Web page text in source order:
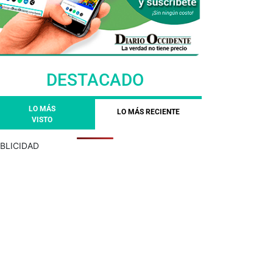
DESTACADO
LO MÁS
VISTO
LO MÁS RECIENTE